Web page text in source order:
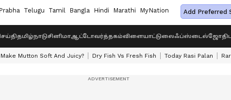
Telugu Tamil Bangla Hindi Marathi MyNation Add Preferred
தமிழ்நாடுசினிமாஆட்டோவர்த்தகம்விளையாட்டுலைஃப்ஸ்டைல்
Mutton Soft And Juicy? Dry Fish Vs Fresh Fish Today Rasi Palan